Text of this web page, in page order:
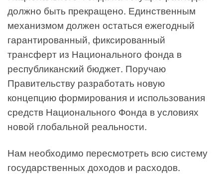
должно быть прекращено. Единственным
механизмом должен остаться ежегодный
гарантированный, фиксированный
трансферт из Национального фонда в
республиканский бюджет. Поручаю
Правительству разработать новую
концепцию формирования и использования
средств Национального Фонда в условиях
новой глобальной реальности.
Нам необходимо пересмотреть всю систему
государственных доходов и расходов.